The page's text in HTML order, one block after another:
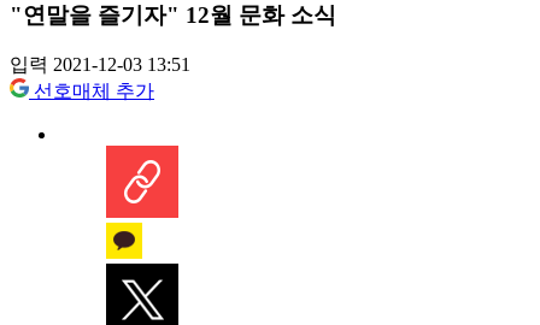
"연말을 즐기자" 12월 문화 소식
입력 2021-12-03 13:51
선호매체 추가